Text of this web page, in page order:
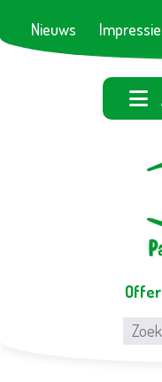
Nieuws